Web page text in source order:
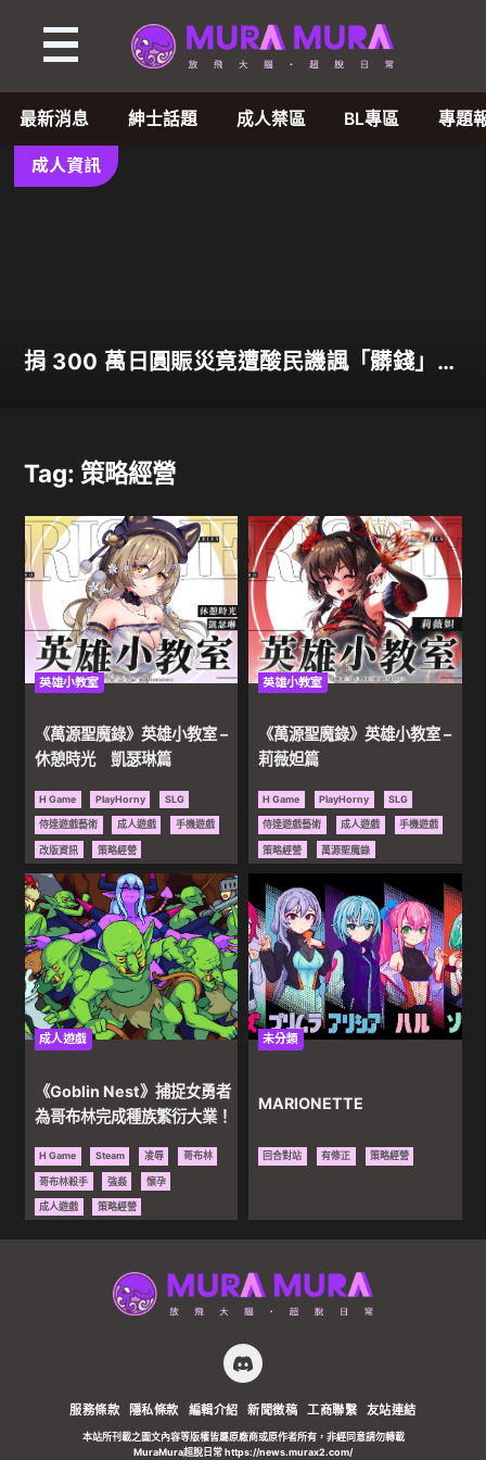
Tag:
策
略
成
人
遊
｜
色
色
動
漫
AV
資
最新消息 紳士話題 成人禁區 BL專區 專題
成人資訊
捐 300 萬日圓賑災竟遭酸民譏諷「髒錢」！
Tag: 策略經營
英雄小教室
《萬源聖魔錄》英雄小教室 –
休憩時光 凱瑟琳篇
H Game PlayHorny SLG
侍達遊戲藝術 成人遊戲 手機遊戲
改版資訊 策略經營
英雄小教室
《萬源聖魔錄》英雄小教室 –
莉薇妲篇
H Game PlayHorny SLG
侍達遊戲藝術 成人遊戲 手機遊戲
策略經營 萬源聖魔錄
成人遊戲
《Goblin Nest》捕捉女勇者
為哥布林完成種族繁衍大業！
H Game Steam 凌辱 哥布林
哥布林殺手 強姦 懷孕
成人遊戲 策略經營
未分類
MARIONETTE
回合對站 有修正 策略經營
服務條款 隱私條款 編輯介紹 新聞徵稿 工商聯繫 友站連結
本站所刊載之圖文內容等版權皆屬原廠商或原作者所有，非經同意請勿轉載
MuraMura超脫日常 https://news.murax2.com/